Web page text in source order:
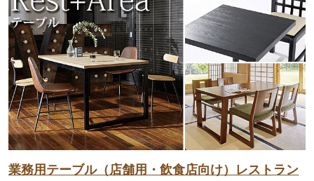
業務用テーブル（店舗用・飲食店向け）レストラン